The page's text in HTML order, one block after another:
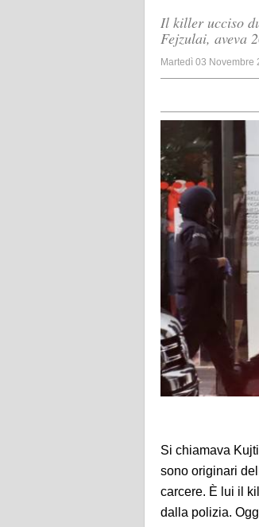
Il killer ucciso
Fejzulai, aveva
Martedì 03 Novembre
Si chiamava
sono originari
carcere. È lui il
dalla polizia.